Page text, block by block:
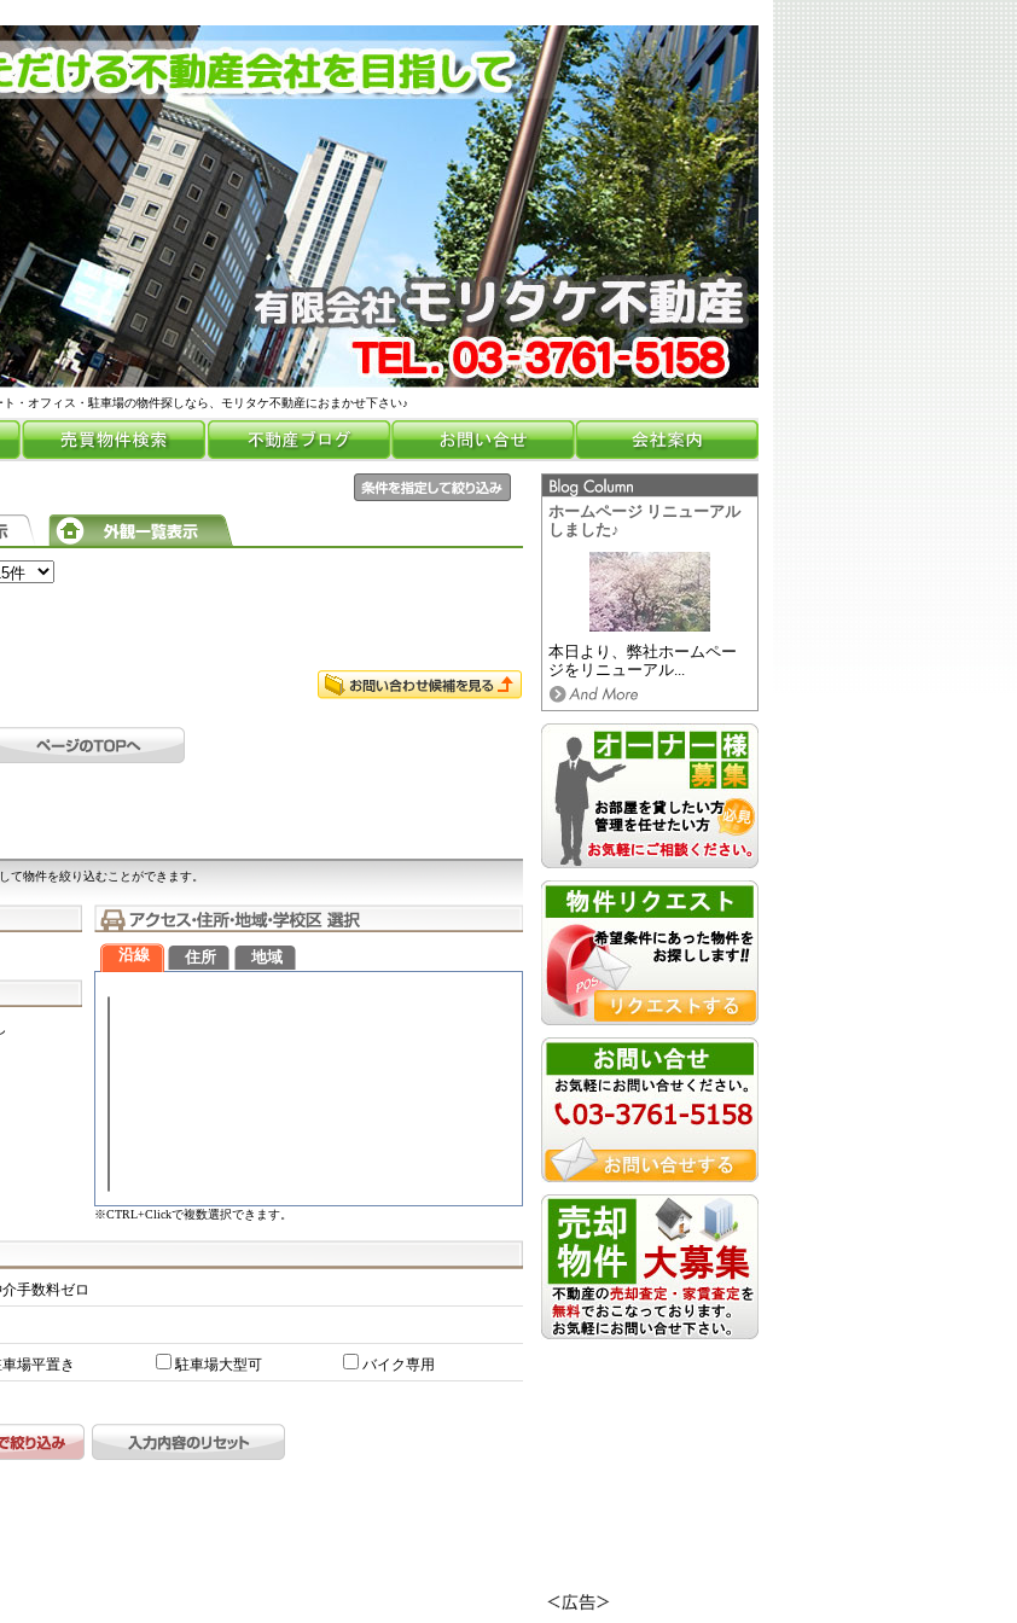
・オフィス・駐車場の物件探しなら、モリタケ不動産におまかせ下さい♪
ホームページ リニューアル
しました♪
本日より、弊社ホームペー
ジをリニューアル...
物件を絞り込むことができます。
沿線 住所 地域
※CTRL+Clickで複数選択できます。
介手数料ゼロ
場平置き 駐車場大型可 バイク専用